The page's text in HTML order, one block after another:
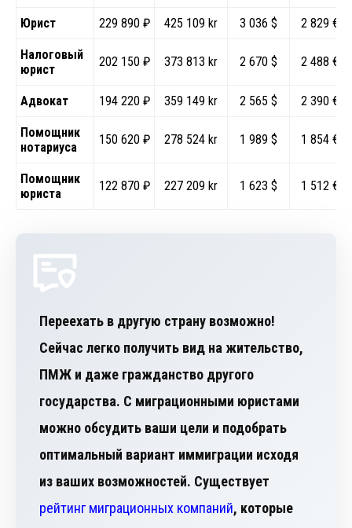
Юрист 229 890 ₽ 425 109 kr 3 036 $ 2 829 €
Налоговый
юрист
202 150 ₽ 373 813 kr 2 670 $ 2 488 €
Адвокат 194 220 ₽ 359 149 kr 2 565 $ 2 390 €
Помощник
нотариуса
150 620 ₽ 278 524 kr 1 989 $ 1 854 €
Помощник
юриста
122 870 ₽ 227 209 kr 1 623 $ 1 512 €
Переехать в другую страну возможно!
Сейчас легко получить вид на жительство,
ПМЖ и даже гражданство другого
государства. С миграционными юристами
можно обсудить ваши цели и подобрать
оптимальный вариант иммиграции исходя
из ваших возможностей. Существует
рейтинг миграционных компаний, которые